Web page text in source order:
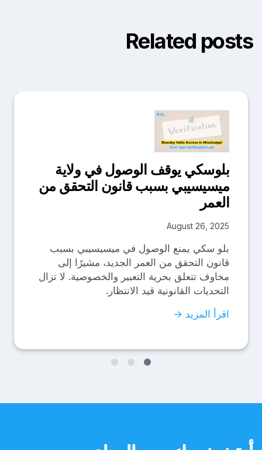
Related posts
بلوسكي يوقف الوصول في ولاية
ميسيسيبي بسبب قانون التحقق من
العمر
August 26, 2025
بلو سكي يمنع الوصول في ميسيسيبي بسبب
قانون التحقق من العمر الجديد، مشيرًا إلى
مخاوف تتعلق بحرية التعبير والخصوصية. لا تزال
التحديات القانونية قيد الانتظار.
اقرأ المزيد →